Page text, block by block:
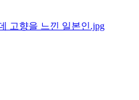
고향을 느낀 일본인.jpg